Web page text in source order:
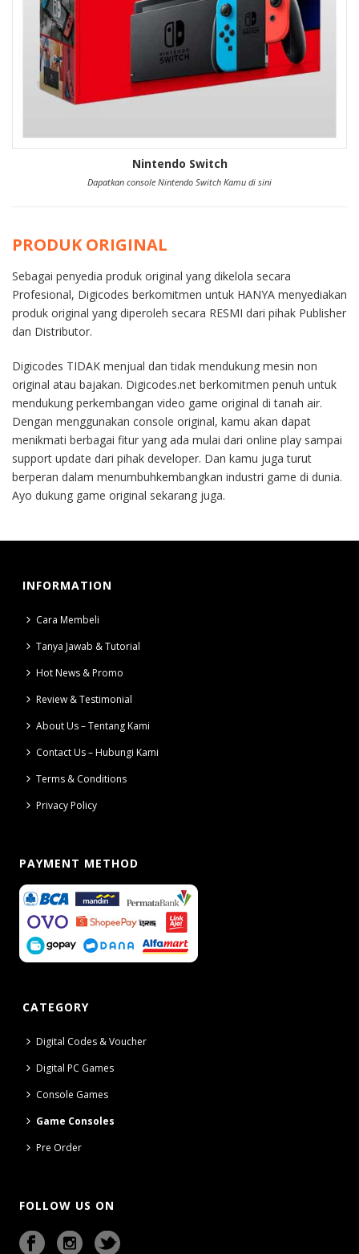
Nintendo Switch
Dapatkan console Nintendo Switch Kamu di sini
PRODUK ORIGINAL
Sebagai penyedia produk original yang dikelola secara
Profesional, Digicodes berkomitmen untuk HANYA menyediakan
produk original yang diperoleh secara RESMI dari pihak Publisher
dan Distributor.
Digicodes TIDAK menjual dan tidak mendukung mesin non
original atau bajakan. Digicodes.net berkomitmen penuh untuk
mendukung perkembangan video game original di tanah air.
Dengan menggunakan console original, kamu akan dapat
menikmati berbagai fitur yang ada mulai dari online play sampai
support update dari pihak developer. Dan kamu juga turut
berperan dalam menumbuhkembangkan industri game di dunia.
Ayo dukung game original sekarang juga.
INFORMATION
Cara Membeli
Tanya Jawab & Tutorial
Hot News & Promo
Review & Testimonial
About Us – Tentang Kami
Contact Us – Hubungi Kami
Terms & Conditions
Privacy Policy
PAYMENT METHOD
CATEGORY
Digital Codes & Voucher
Digital PC Games
Console Games
Game Consoles
Pre Order
FOLLOW US ON